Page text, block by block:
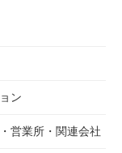
ン
営業所・関連会社